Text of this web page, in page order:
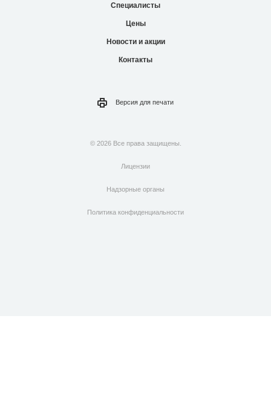
Специалисты
Цены
Новости и акции
Контакты
Версия для печати
© 2026 Все права защищены.
Лицензии
Надзорные органы
Политика конфиденциальности